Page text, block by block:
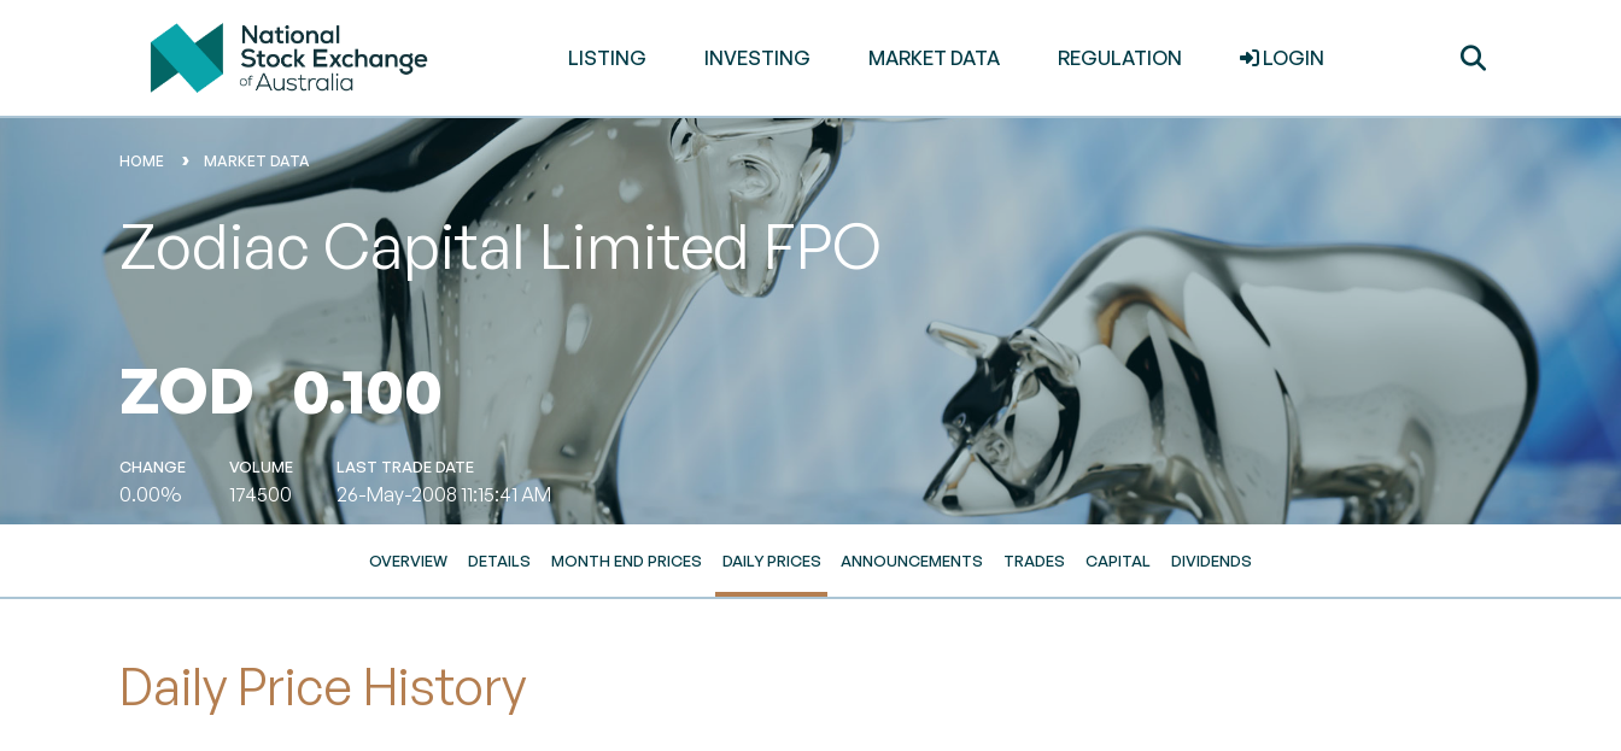
LISTING INVESTING MARKET DATA REGULATION LOGIN
HOME MARKET DATA
Zodiac Capital Limited FPO
ZOD 0.100
CHANGE
0.00%
VOLUME
174500
LAST TRADE DATE
26-May-2008 11:15:41 AM
OVERVIEW DETAILS MONTH END PRICES DAILY PRICES ANNOUNCEMENTS TRADES CAPITAL DIVIDENDS
Daily Price History